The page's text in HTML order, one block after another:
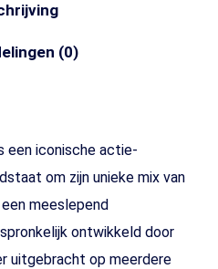
(0)
een iconische actie-
om zijn unieke mix van
meeslepend
ontwikkeld door
uitgebracht op meerdere